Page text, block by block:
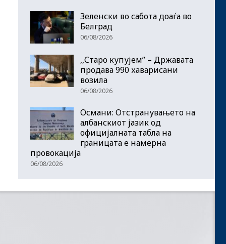
Зеленски во сабота доаѓа во
Белград
06/08/2026
,,Старо купујем” – Државата
продава 990 хаварисани
возила
06/08/2026
Османи: Отстранувањето на
албанскиот јазик од
официјалната табла на
границата е намерна
провокација
06/08/2026